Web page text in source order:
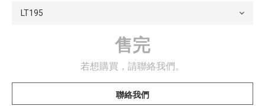
售完
若想購買，請聯絡我們。
聯絡我們